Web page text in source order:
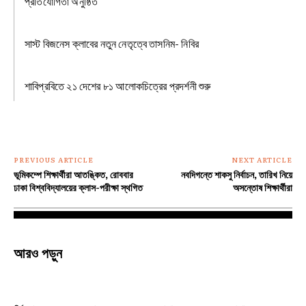
সাস্ট বিজনেস ক্লাবের নতুন নেতৃত্বে তাসনিম- নিবির
শাবিপ্রবিতে ২১ দেশের ৮১ আলোকচিত্রের প্রদর্শনী শুরু
PREVIOUS ARTICLE
ভূমিকম্পে শিক্ষার্থীরা আতঙ্কিত, রোববার
ঢাকা বিশ্ববিদ্যালয়ের ক্লাস-পরীক্ষা স্থগিত
NEXT ARTICLE
নবদিগন্তে শাকসু নির্বাচন, তারিখ নিয়ে
অসন্তোষ শিক্ষার্থীরা
আরও পড়ুন